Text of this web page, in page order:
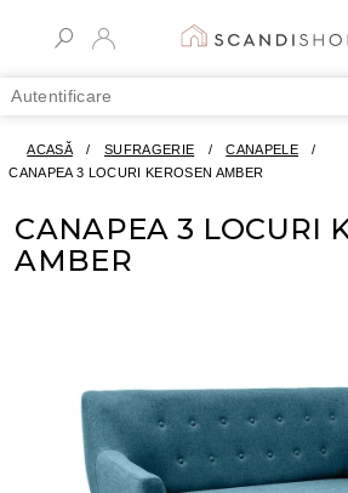
conținut
Autentificare
ACASĂ / SUFRAGERIE / CANAPELE
/
CANAPEA 3 LOCURI KEROSEN AMBER
CANAPEA 3 LOCURI
AMBER